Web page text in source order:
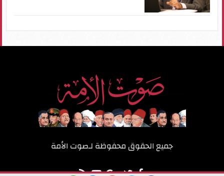
جميع الحقوق محفوظة لـصوت الأمة